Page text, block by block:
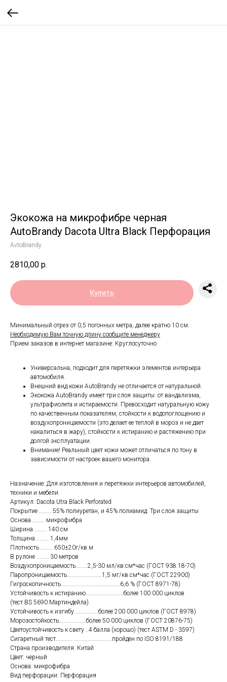
Экокожа на микрофибре черная
AutoBrandy Dacota Ultra Black Перфорация
AvtoBrandy
2810,00 р.
Купить
Минимальный отрез от 0,5 погонных метра, далее кратно 10 см.
Необходимую Вам точную длину сообщите менеджеру
Прием заказов в интернет магазине: Круглосуточно
Универсальна, подходит для перетяжки элементов интерьера
автомобиля.
Внешний вид кожи AutoBrandy не отличается от натуральной.
Экокожа AutoBrandy имеет три слоя защиты: от вандализма,
ультрафиолета и истираемости. Превосходит натуральную кожу
по качественным показателям, стойкости к водопоглощению и
воздухопроницаемости (это делает ее теплой в мороз и не дает
накалиться в жару), стойкости к истиранию и растяжению при
долгой эксплуатации.
Внимание! Реальный цвет кожи может отличаться по тону в
зависимости от настроек вашего монитора.
Назначение: Для изготовления и перетяжки интерьеров автомобилей,
техники и мебели.
Артикул: Dacota Utra Black Perforated
Покрытие ........ 55% полиуретан, и 45% полиамид. Три слоя защиты
Основа ........ микрофибра
Ширина ........ 140 см
Толщина ........ 1,4мм
Плотность ........ 650±20г/кв.м
В рулоне ........ 30 метров
Воздухопроницаемость........2,5-30 мл/кв.см*час (ГОСТ 938.18-70)
Паропроницаемость.......................1,5 мг/кв.см*час (ГОСТ 22900)
Гигроскопичность.......................................6,6 % (ГОСТ 8971-78)
Устойчивость к истиранию.........................более 100 000 циклов
(тест BS 5690 Мартиндейла)
Устойчивость к изгибу................более 200 000 циклов (ГОСТ 8978)
Морозостойкость..................более 50 000 циклов (ГОСТ 20876-75)
Цветоустойчивость к свету ..4 балла (хорошо) (тест ASTM D - 3597)
Сигаретный тест.....................................пройден по ISO 8191/188
Страна производителя: Китай
Цвет: черный
Основа: микрофибра
Вид перфорации: Перфорация